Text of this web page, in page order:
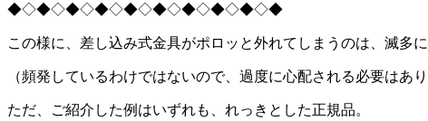
◆◇◆◇◆◇◆◇◆◇◆◇◆◇◆◇◆◇◆
この様に、差し込み式金具がポロッと外れてしまうのは、滅多に
（頻発しているわけではないので、過度に心配される必要はあり
ただ、ご紹介した例はいずれも、れっきとした正規品。